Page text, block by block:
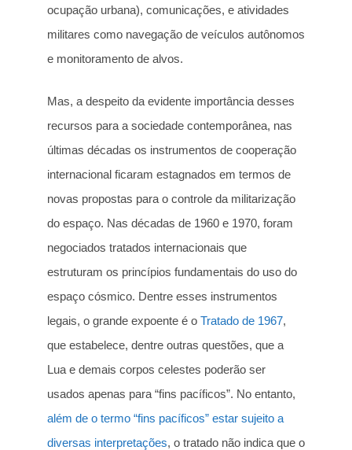
ocupação urbana), comunicações, e atividades
militares como navegação de veículos autônomos
e monitoramento de alvos.
Mas, a despeito da evidente importância desses
recursos para a sociedade contemporânea, nas
últimas décadas os instrumentos de cooperação
internacional ficaram estagnados em termos de
novas propostas para o controle da militarização
do espaço. Nas décadas de 1960 e 1970, foram
negociados tratados internacionais que
estruturam os princípios fundamentais do uso do
espaço cósmico. Dentre esses instrumentos
legais, o grande expoente é o Tratado de 1967,
que estabelece, dentre outras questões, que a
Lua e demais corpos celestes poderão ser
usados apenas para “fins pacíficos”. No entanto,
além de o termo “fins pacíficos” estar sujeito a
diversas interpretações, o tratado não indica que o